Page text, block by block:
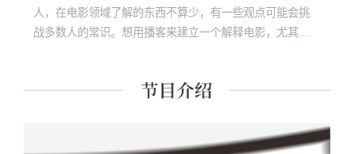
人，在电影领域了解的东西不算少，有一些观点可能会挑
战多数人的常识。想用播客来建立一个解释电影，尤其是